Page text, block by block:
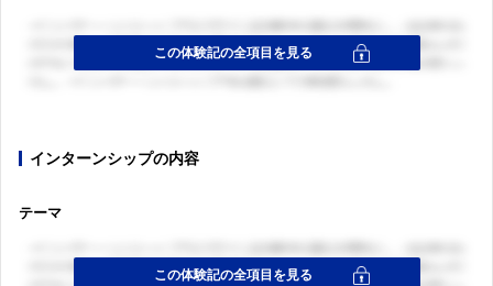
インターンシップの内容
テーマ
ログイン・会員登録
ログイン・会員登録